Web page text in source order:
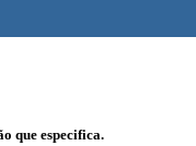
que especifica.